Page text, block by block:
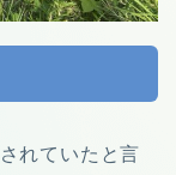
れていたと言